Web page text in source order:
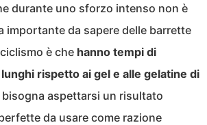
durante uno sforzo intenso non è
importante da sapere delle barrette
è che hanno tempi di
rispetto ai gel e alle gelatine di
aspettarsi un risultato
da usare come razione